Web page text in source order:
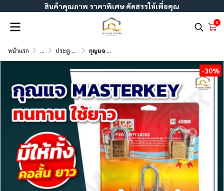
สินค้าคุณภาพ ราคาพิเศษ คัดสรรให้เพื่อคุณ
0
หน้าแรก ... ประตู หน้าต่าง บานเลื่อน อะลูมิเนียมม และ UPVC กุญแจ Masterkey PP Home
-30%